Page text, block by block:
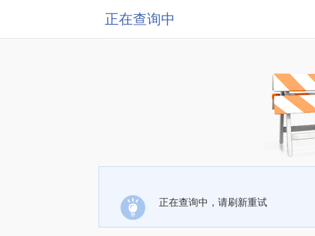
正在查询中
正在查询中，请刷新重试